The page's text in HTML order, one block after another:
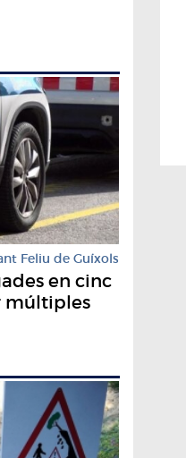
Feliu de Guíxols
en cinc
múltiples